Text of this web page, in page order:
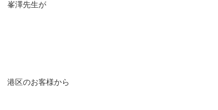
峯澤先生が
港区のお客様から